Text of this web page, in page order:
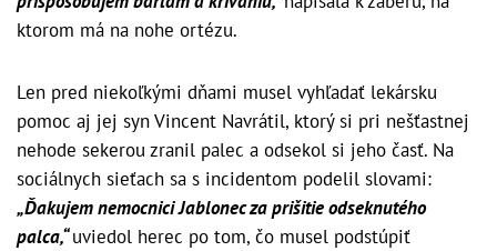
ktorom má na nohe ortézu.
Len pred niekoľkými dňami musel vyhľadať lekársku
pomoc aj jej syn Vincent Navrátil, ktorý si pri nešťastnej
nehode sekerou zranil palec a odsekol si jeho časť. Na
sociálnych sieťach sa s incidentom podelil slovami:
„Ďakujem nemocnici Jablonec za prišitie odseknutého
palca,“uviedol herec po tom, čo musel podstúpiť